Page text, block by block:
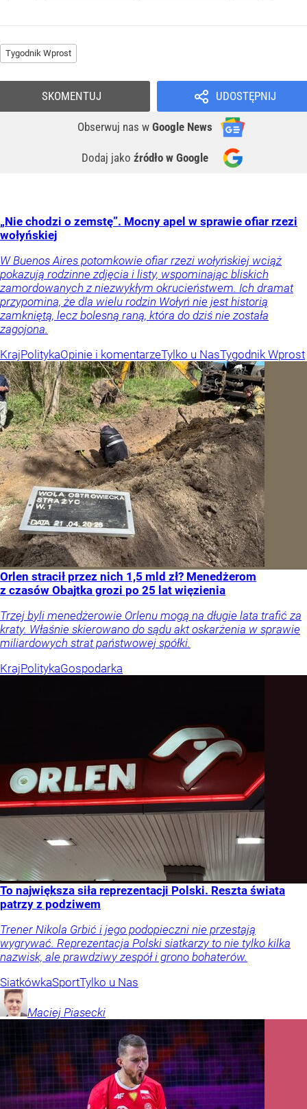
Tygodnik Wprost
UDOSTĘPNIJ
Obserwuj nas w Google News
Dodaj jako źródło w Google
SKOMENTUJ
„Nie chodzi o zemstę”. Mocny apel w sprawie ofiar rzezi
wołyńskiej
W Buenos Aires potomkowie ofiar rzezi wołyńskiej wciąż
pokazują rodzinne zdjęcia i listy, wspominając bliskich
zamordowanych z niezwykłym okrucieństwem. Ich dramat
przypomina, że dla wielu rodzin Wołyń nie jest historią
zamkniętą, lecz bolesną raną, która do dziś nie została
zagojona.
KrajPolitykaOpinie i komentarzeTylko u NasTygodnik Wprost
Orlen stracił przez nich 1,5 mld zł? Menedżerom
z czasów Obajtka grozi po 25 lat więzienia
Trzej byli menedżerowie Orlenu mogą na długie lata trafić za
kraty. Właśnie skierowano do sądu akt oskarżenia w sprawie
miliardowych strat państwowej spółki.
KrajPolitykaGospodarka
To największa siła reprezentacji Polski. Reszta świata
patrzy z podziwem
Trener Nikola Grbić i jego podopieczni nie przestają
wygrywać. Reprezentacja Polski siatkarzy to nie tylko kilka
nazwisk, ale prawdziwy zespół i grono bohaterów.
SiatkówkaSportTylko u Nas
Maciej Piasecki